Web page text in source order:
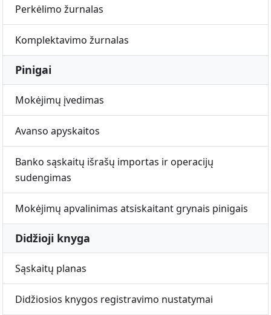
Perkėlimo žurnalas
Komplektavimo žurnalas
Pinigai
Mokėjimų įvedimas
Avanso apyskaitos
Banko sąskaitų išrašų importas ir operacijų
sudengimas
Mokėjimų apvalinimas atsiskaitant grynais pinigais
Didžioji knyga
Sąskaitų planas
Didžiosios knygos registravimo nustatymai